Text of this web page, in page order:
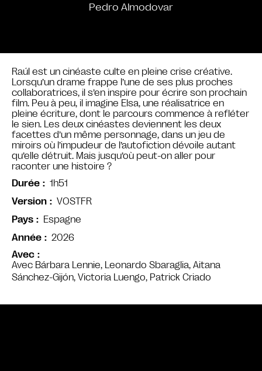
Pedro Almodovar
Avec
Avec Bárbara Lennie, Leonardo Sbaraglia, Aitana
Sánchez-Gijón, Victoria Luengo, Patrick Criado
Raúl est un cinéaste culte en pleine crise créative.
Lorsqu’un drame frappe l’une de ses plus proches
collaboratrices, il s’en inspire pour écrire son prochain
film. Peu à peu, il imagine Elsa, une réalisatrice en
pleine écriture, dont le parcours commence à refléter
le sien. Les deux cinéastes deviennent les deux
facettes d’un même personnage, dans un jeu de
miroirs où l’impudeur de l’autofiction dévoile autant
qu’elle détruit. Mais jusqu’où peut-on aller pour
raconter une histoire ?
Durée
1h51
Version
VOSTFR
Pays
Espagne
Année
2026